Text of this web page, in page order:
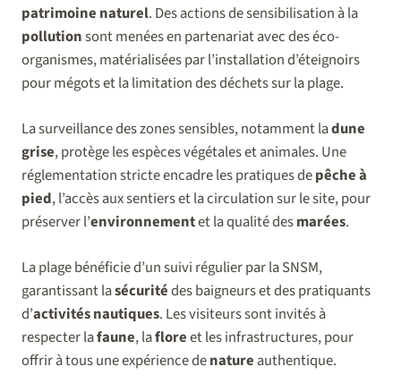
patrimoine naturel. Des actions de sensibilisation à la
pollutionsont menées en partenariat avec des éco-
organismes, matérialisées par l’installation d’éteignoirs
pour mégots et la limitation des déchets sur la plage.
La surveillance des zones sensibles, notamment ladune
grise, protège les espèces végétales et animales. Une
réglementation stricte encadre les pratiques depêche à
pied, l’accès aux sentiers et la circulation sur le site, pour
préserver l’environnementet la qualité desmarées.
La plage bénéficie d’un suivi régulier par la SNSM,
garantissant lasécuritédes baigneurs et des pratiquants
d’activités nautiques. Les visiteurs sont invités à
respecter lafaune, lafloreet les infrastructures, pour
offrir à tous une expérience denature authentique.